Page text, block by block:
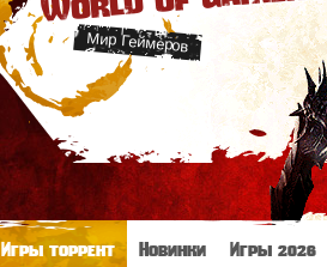
Мир Геймеров
Игры торрент Новинки Игры 2026